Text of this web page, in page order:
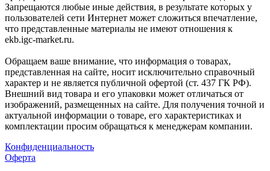
Запрещаются любые иные действия, в результате которых у
пользователей сети Интернет может сложиться впечатление,
что представленные материалы не имеют отношения к
ekb.igc-market.ru.
Обращаем ваше внимание, что информация о товарах,
представленная на сайте, носит исключительно справочный
характер и не является публичной офертой (ст. 437 ГК РФ).
Внешний вид товара и его упаковки может отличаться от
изображений, размещенных на сайте. Для получения точной и
актуальной информации о товаре, его характеристиках и
комплектации просим обращаться к менеджерам компании.
Конфиденциальность
Оферта